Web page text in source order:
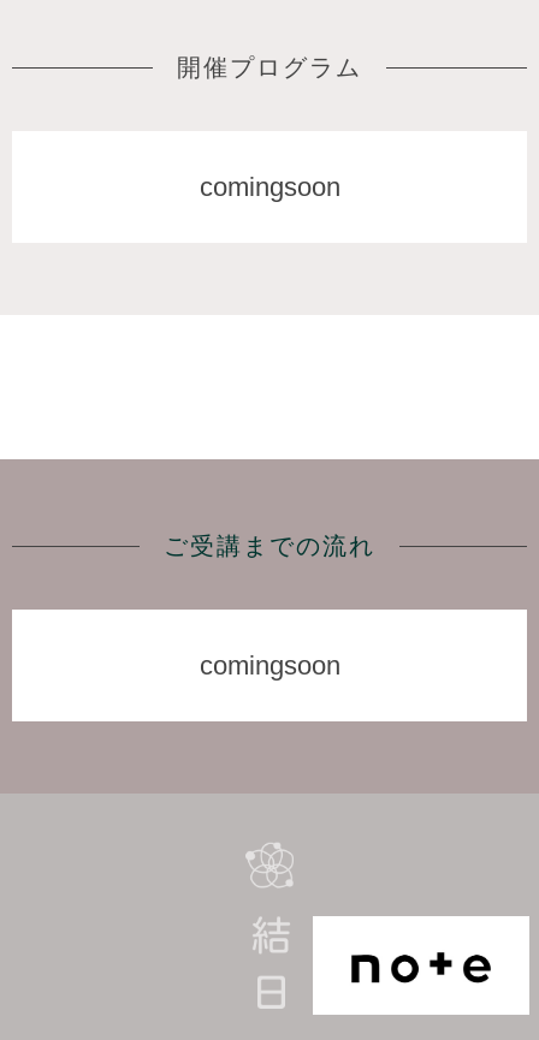
開催プログラム
comingsoon
ご受講までの流れ
comingsoon